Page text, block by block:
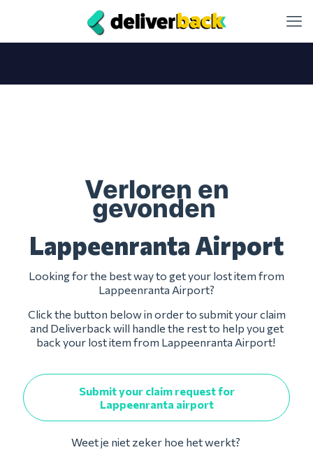
Verloren en
gevonden
Lappeenranta Airport
Looking for the best way to get your lost item from
Lappeenranta Airport?
Click the button below in order to submit your claim
and Deliverback will handle the rest to help you get
back your lost item from Lappeenranta Airport!
Submit your claim request for
Lappeenranta airport
Weet je niet zeker hoe het werkt?